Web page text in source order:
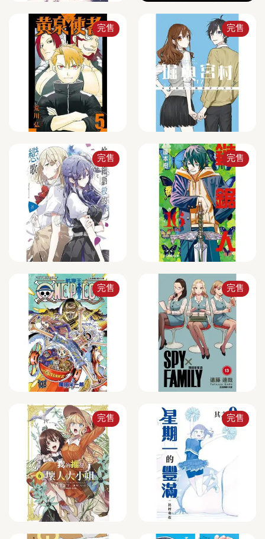
完售 完售
完售 完售
完售 完售
完售 完售